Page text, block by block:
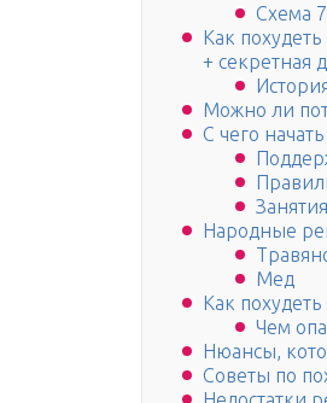
Схема
Как
+ секретная
Можно ли
С чего
Народные
Мед
Как
Чем
Нюансы,
Советы по